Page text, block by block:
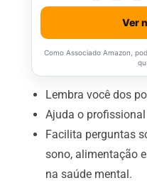
Ver
Como Associado Amazon,
Lembra você dos
Ajuda o
Facilita perguntas
sono, alimentação
na saúde mental.